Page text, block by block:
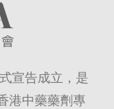
宣告成立，是
港中藥藥劑專